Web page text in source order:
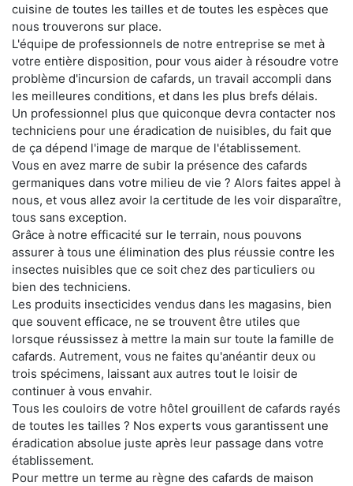
cuisine de toutes les tailles et de toutes les espèces que
nous trouverons sur place.
L'équipe de professionnels de notre entreprise se met à
votre entière disposition, pour vous aider à résoudre votre
problème d'incursion de cafards, un travail accompli dans
les meilleures conditions, et dans les plus brefs délais.
Un professionnel plus que quiconque devra contacter nos
techniciens pour une éradication de nuisibles, du fait que
de ça dépend l'image de marque de l'établissement.
Vous en avez marre de subir la présence des cafards
germaniques dans votre milieu de vie ? Alors faites appel à
nous, et vous allez avoir la certitude de les voir disparaître,
tous sans exception.
Grâce à notre efficacité sur le terrain, nous pouvons
assurer à tous une élimination des plus réussie contre les
insectes nuisibles que ce soit chez des particuliers ou
bien des techniciens.
Les produits insecticides vendus dans les magasins, bien
que souvent efficace, ne se trouvent être utiles que
lorsque réussissez à mettre la main sur toute la famille de
cafards. Autrement, vous ne faites qu'anéantir deux ou
trois spécimens, laissant aux autres tout le loisir de
continuer à vous envahir.
Tous les couloirs de votre hôtel grouillent de cafards rayés
de toutes les tailles ? Nos experts vous garantissent une
éradication absolue juste après leur passage dans votre
établissement.
Pour mettre un terme au règne des cafards de maison